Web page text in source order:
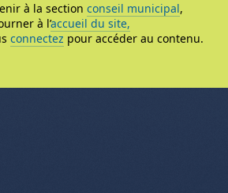
à la section conseil municipal,
à l’accueil du site,
connectez pour accéder au contenu.